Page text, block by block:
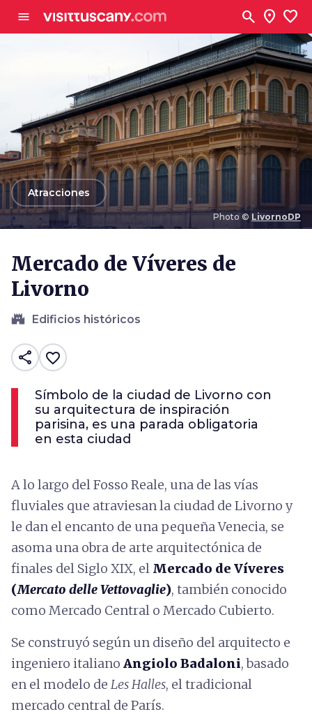
menu search location_on favorite
Photo © LivornoDP
arrow_back
Atracciones
Mercado de Víveres de
Livorno
castle Edificios históricos
share favorite_border
Símbolo de la ciudad de Livorno con
su arquitectura de inspiración
parisina, es una parada obligatoria
en esta ciudad
A lo largo del Fosso Reale, una de las vías
fluviales que atraviesan la ciudad de Livorno y
le dan el encanto de una pequeña Venecia, se
asoma una obra de arte arquitectónica de
finales del Siglo XIX, el Mercado de Víveres
(Mercato delle Vettovaglie), también conocido
como Mercado Central o Mercado Cubierto.
Se construyó según un diseño del arquitecto e
ingeniero italiano Angiolo Badaloni, basado
en el modelo de Les Halles, el tradicional
mercado central de París.